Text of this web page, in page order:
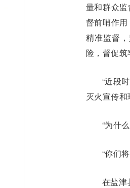
量和群众
督前哨作
精准监督
险，督促筑
“近段
灭火宣传
“为什
“你们
在盐